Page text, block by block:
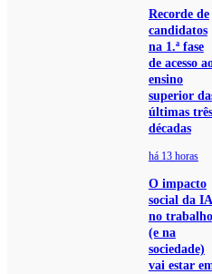
Recorde de
candidatos
na 1.ª fase
de acesso
ensino
superior
últimas três
décadas
há 13 horas
O impacto
social da IA
no trabalho
(e na
sociedade)
vai estar